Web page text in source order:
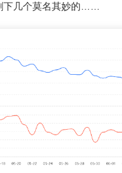
下几个莫名其妙的……